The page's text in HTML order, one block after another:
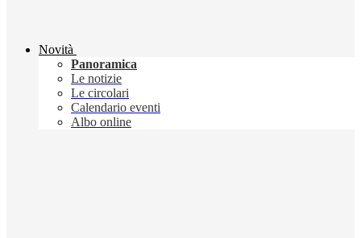
Novità
Panoramica
Le notizie
Le circolari
Calendario eventi
Albo online